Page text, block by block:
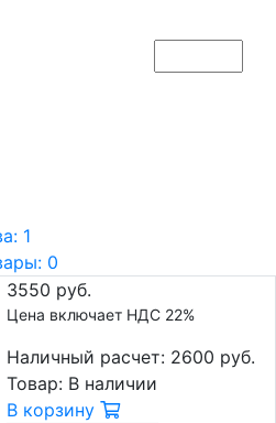
1
0
3550 руб.
Цена включает НДС 22%
Наличный расчет: 2600 руб.
Товар: В наличии
В корзину